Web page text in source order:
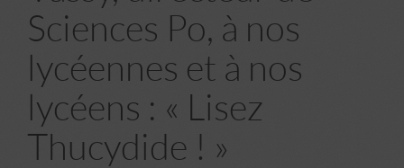
Sciences Po, à nos
lycéennes et à nos
lycéens : « Lisez
Thucydide ! »